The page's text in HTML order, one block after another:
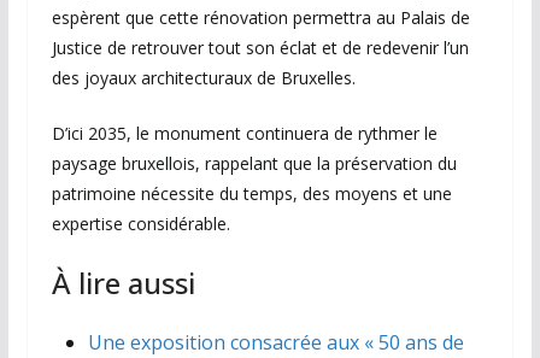
espèrent que cette rénovation permettra au Palais de
Justice de retrouver tout son éclat et de redevenir l’un
des joyaux architecturaux de Bruxelles.
D’ici 2035, le monument continuera de rythmer le
paysage bruxellois, rappelant que la préservation du
patrimoine nécessite du temps, des moyens et une
expertise considérable.
À lire aussi
Une exposition consacrée aux « 50 ans de